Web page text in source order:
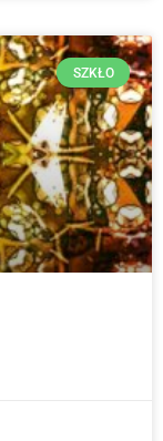
SZKŁO